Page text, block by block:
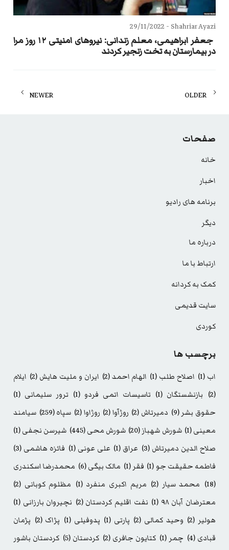
Shahriar Ayazi -
29/11/2022
جعفر ابراهیمی، معلم زندانی: نیروهای امنیتی ۱۲ روز مرا
در بیمارستان به تخت زنجیر کردند
Posts
OLDER
NEWER
صفحات
خانه
اخبار
برنامه های رادیو
دیگر
درباره ما
ارتباط با ما
کمک به کردانه
سایت قدیمی
کوردی
برچسب ها
اب (1) اصلاح طلب (1) الهام احمد(2) ایران و ملیت هایش (2)
ایلام
(2)
بازنشستگان (1) تاسیسات اتمی فردو (1) ترور سلیمانی (1)
حقوق بشر (9) دمیرتاش (2) روژآوا(2) روژاوا(2) سپاه(259)
سیامند
معینی(1) شورش شهباز(20) شورش محی(445) شیرسن نجفی(1)
صلاح الدین دمیرتاش (3) عراق (1) علی عونی (1) فائزه هاشمی (3)
فاطمه حقیقت جو (1) فقر (1) مالک بیگی(6)
محمدرضا اسکندری
(18)
محمد سیار (2) مریم اکبری منفرد (1) مظلوم کوبانی (2)
معترضان آبان ۹۸
(1) نفت اقلیم کردستان (2) نچیروان بارزانی (1)
هولیر (2) وحید کمالی (2) پارتی (1) پدوفیلی (1) پژاک (2)
پژمان
قبادی (4) چمر (1) کتایون جافری (2) کردستان (5)
کردستان باشور